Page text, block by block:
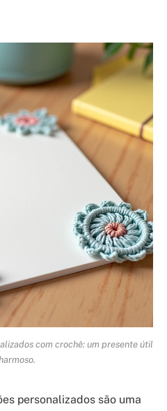
com crochê: um presente útil
personalizados são uma